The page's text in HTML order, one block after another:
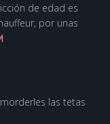
de edad es
por unas
las tetas